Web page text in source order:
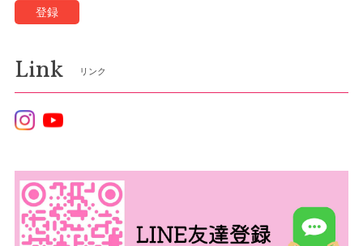
登録
Link リンク